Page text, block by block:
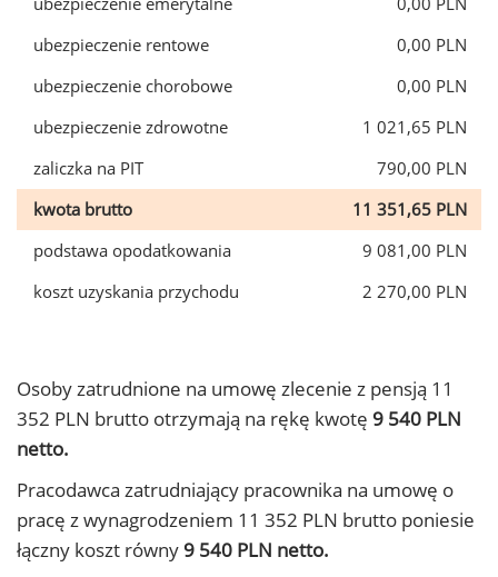
ubezpieczenie rentowe
0,00 PLN
ubezpieczenie chorobowe
0,00 PLN
ubezpieczenie zdrowotne
1 021,65 PLN
zaliczka na PIT
790,00 PLN
kwota brutto
11 351,65 PLN
podstawa opodatkowania
9 081,00 PLN
koszt uzyskania przychodu
2 270,00 PLN
Osoby zatrudnione na umowę zlecenie z pensją 11
352 PLN brutto otrzymają na rękę kwotę 9 540 PLN
netto.
Pracodawca zatrudniający pracownika na umowę o
pracę z wynagrodzeniem 11 352 PLN brutto poniesie
łączny koszt równy 9 540 PLN netto.